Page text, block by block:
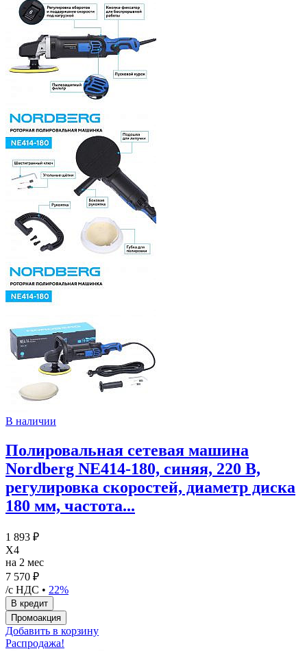
В наличии
Полировальная сетевая машина
Nordberg NE414-180, синяя, 220 В,
регулировка скоростей, диаметр диска
180 мм, частота...
1 893 ₽
X4
на 2 мес
7 570 ₽
/с НДС • 22%
Добавить в корзину
Распродажа!